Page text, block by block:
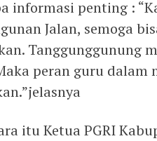
informasi penting :
Jalan, semoga
Tanggunggunung
peran guru dalam
itu Ketua PGRI